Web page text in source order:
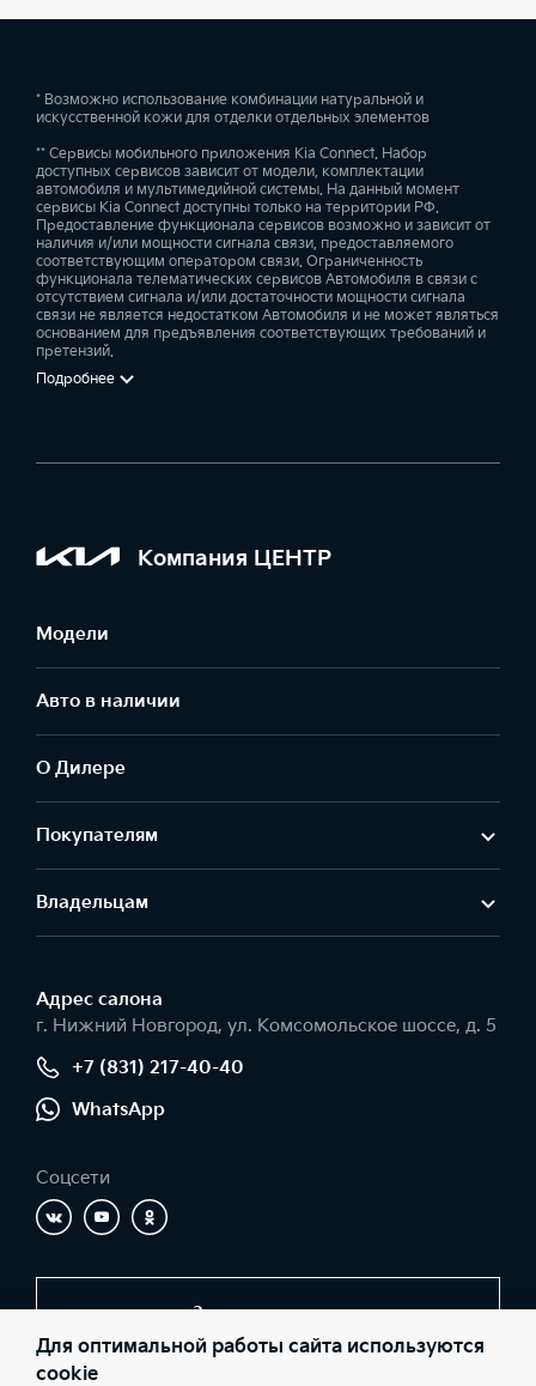
* Возможно использование комбинации натуральной и
искусственной кожи для отделки отдельных элементов
** Сервисы мобильного приложения Kia Connect. Набор
доступных сервисов зависит от модели, комплектации
автомобиля и мультимедийной системы. На данный момент
сервисы Kia Connect доступны только на территории РФ.
Предоставление функционала сервисов возможно и зависит от
наличия и/или мощности сигнала связи, предоставляемого
соответствующим оператором связи. Ограниченность
функционала телематических сервисов Автомобиля в связи с
отсутствием сигнала и/или достаточности мощности сигнала
связи не является недостатком Автомобиля и не может являться
основанием для предъявления соответствующих требований и
претензий.
Подробнее
Компания ЦЕНТР
Модели
Авто в наличии
О Дилере
Покупателям
Владельцам
Адрес салонa
г. Нижний Новгород, ул. Комсомольское шоссе, д. 5
+7 (831) 217-40-40
WhatsApp
Соцсети
Заказать звонок
Для оптимальной работы сайта используются
cookie